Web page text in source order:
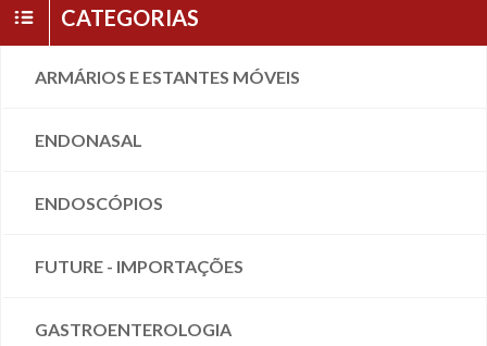
CATEGORIAS
ARMÁRIOS E ESTANTES MÓVEIS
ENDONASAL
ENDOSCÓPIOS
FUTURE - IMPORTAÇÕES
GASTROENTEROLOGIA